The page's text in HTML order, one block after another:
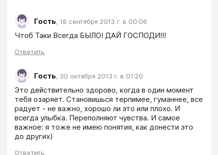
Гость, 18 сентября 2013 г. в 00:06
Чтоб Таки Всегда БЫЛО! ДАЙ ГОСПОДИ!!!
Ответить
Гость, 30 октября 2013 г. в 01:20
Это действительно здорово, когда в один момент
тебя озаряет. Становишься терпимее, гуманнее, все
радует - не важно, хорошо ли это или плохо. И
всегда улыбка. Переполняют чувства. И самое
важное: я тоже не имею понятия, как донести это
до других)
Ответить